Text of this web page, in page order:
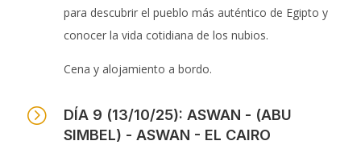
para descubrir el pueblo más auténtico de Egipto y
conocer la vida cotidiana de los nubios.
Cena y alojamiento a bordo.
=
DÍA 9 (13/10/25): ASWAN - (ABU
SIMBEL) - ASWAN - EL CAIRO